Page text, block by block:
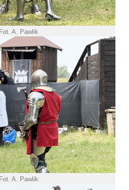
Fot. A. Pawlik
Fot. A. Pawlik